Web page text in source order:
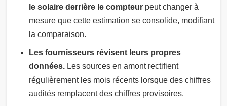
le solaire derrière le compteur peut changer à
mesure que cette estimation se consolide, modifiant
la comparaison.
Les fournisseurs révisent leurs propres
données. Les sources en amont rectifient
régulièrement les mois récents lorsque des chiffres
audités remplacent des chiffres provisoires.